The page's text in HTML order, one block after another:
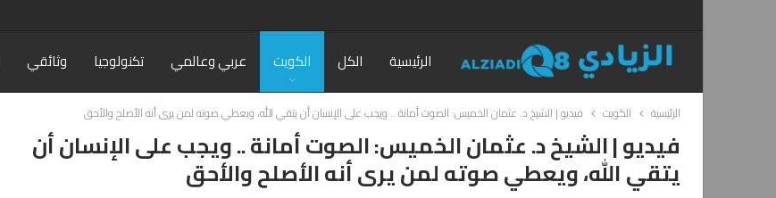
الرئيسية الكل الكويت عربي وعالمي تكنولوجيا وثائقي
الرئيسية الكويت فيديو | الشيخ د. عثمان الخميس: الصوت أمانة .. ويجب على الإنسان أن يتقي الله، ويعطي صوته لمن يرى أنه الأصلح والأحق
فيديو | الشيخ د. عثمان الخميس: الصوت أمانة .. ويجب على الإنسان أن
يتقي الله، ويعطي صوته لمن يرى أنه الأصلح والأحق